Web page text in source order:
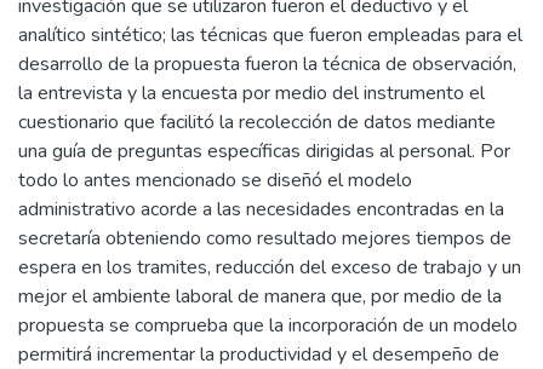
investigación que se utilizaron fueron el deductivo y el
analítico sintético; las técnicas que fueron empleadas para el
desarrollo de la propuesta fueron la técnica de observación,
la entrevista y la encuesta por medio del instrumento el
cuestionario que facilitó la recolección de datos mediante
una guía de preguntas específicas dirigidas al personal. Por
todo lo antes mencionado se diseñó el modelo
administrativo acorde a las necesidades encontradas en la
secretaría obteniendo como resultado mejores tiempos de
espera en los tramites, reducción del exceso de trabajo y un
mejor el ambiente laboral de manera que, por medio de la
propuesta se comprueba que la incorporación de un modelo
permitirá incrementar la productividad y el desempeño de